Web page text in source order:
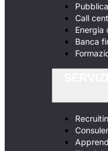
Call
Energia
Banca